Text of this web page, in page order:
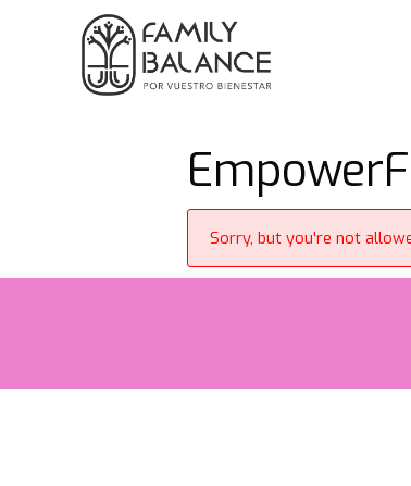
Sorry, but you're not